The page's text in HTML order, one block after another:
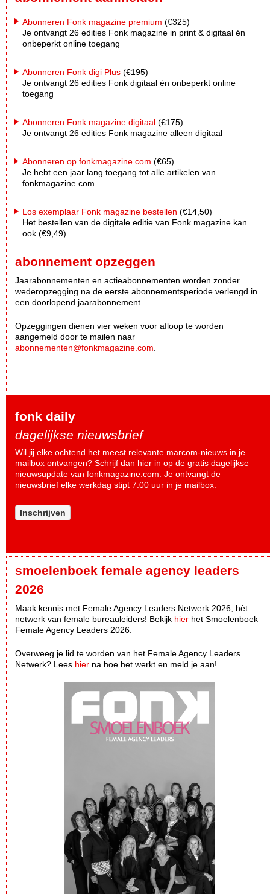
Abonneren Fonk magazine premium (€325)
Je ontvangt 26 edities Fonk magazine in print & digitaal én
onbeperkt online toegang
Abonneren Fonk digi Plus (€195)
Je ontvangt 26 edities Fonk digitaal én onbeperkt online
toegang
Abonneren Fonk magazine digitaal (€175)
Je ontvangt 26 edities Fonk magazine alleen digitaal
Abonneren op fonkmagazine.com (€65)
Je hebt een jaar lang toegang tot alle artikelen van
fonkmagazine.com
Los exemplaar Fonk magazine bestellen (€14,50)
Het bestellen van de digitale editie van Fonk magazine kan
ook (€9,49)
abonnement opzeggen
Jaarabonnementen en actieabonnementen worden zonder
wederopzegging na de eerste abonnementsperiode verlengd in
een doorlopend jaarabonnement.
Opzeggingen dienen vier weken voor afloop te worden
aangemeld door te mailen naar
abonnementen@fonkmagazine.com.
fonk daily
dagelijkse nieuwsbrief
Wil jij elke ochtend het meest relevante marcom-nieuws in je
mailbox ontvangen? Schrijf dan hier in op de gratis dagelijkse
nieuwsupdate van fonkmagazine.com. Je ontvangt de
nieuwsbrief elke werkdag stipt 7.00 uur in je mailbox.
Inschrijven
smoelenboek female agency leaders
2026
Maak kennis met Female Agency Leaders Netwerk 2026, hèt
netwerk van female bureauleiders! Bekijk hier het Smoelenboek
Female Agency Leaders 2026.
Overweeg je lid te worden van het Female Agency Leaders
Netwerk? Lees hier na hoe het werkt en meld je aan!